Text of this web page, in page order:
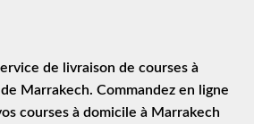
de
livraison de courses à
Marrakech. Commandez en ligne
courses à domicile à Marrakech